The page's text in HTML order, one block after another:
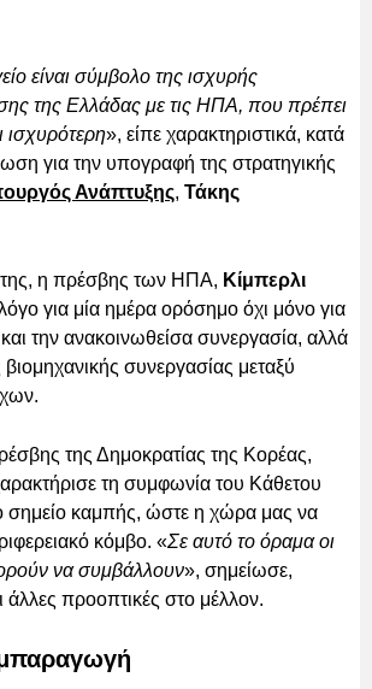
είναι σύμβολο της ισχυρής
της Ελλάδας με τις ΗΠΑ, που πρέπει
ισχυρότερη», είπε χαρακτηριστικά, κατά
για την υπογραφή της στρατηγικής
Ανάπτυξης, Τάκης
η πρέσβης των ΗΠΑ, Κίμπερλι
για μία ημέρα ορόσημο όχι μόνο για
την ανακοινωθείσα συνεργασία, αλλά
βιομηχανικής συνεργασίας μεταξύ
της Δημοκρατίας της Κορέας,
τη συμφωνία του Κάθετου
σημείο καμπής, ώστε η χώρα μας να
κόμβο. «Σε αυτό το όραμα οι
να συμβάλλουν», σημείωσε,
άλλες προοπτικές στο μέλλον.